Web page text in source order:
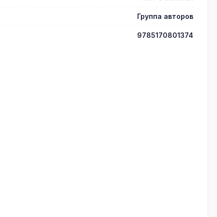
Группа авторов
9785170801374